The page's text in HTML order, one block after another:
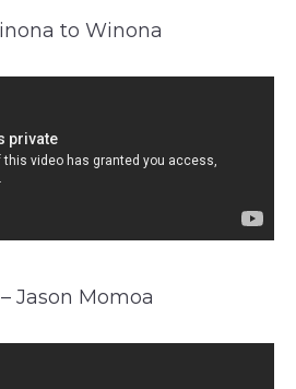
to Winona
Jason Momoa